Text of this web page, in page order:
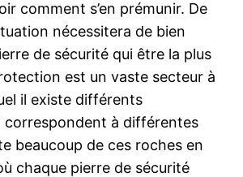
comment s’en prémunir. De
nécessitera de bien
de sécurité qui être la plus
est un vaste secteur à
il existe différents
à différentes
beaucoup de ces roches en
chaque pierre de sécurité